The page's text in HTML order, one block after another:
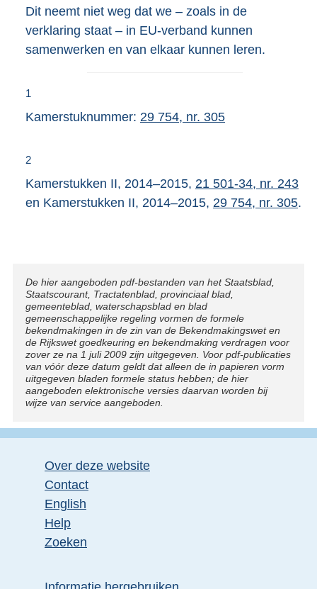
Dit neemt niet weg dat we – zoals in de
verklaring staat – in EU-verband kunnen
samenwerken en van elkaar kunnen leren.
1
Kamerstuknummer: 29 754, nr. 305
2
Kamerstukken II, 2014–2015, 21 501-34, nr. 243
en Kamerstukken II, 2014–2015, 29 754, nr. 305.
Disclaimer
De hier aangeboden pdf-bestanden van het Staatsblad,
Staatscourant, Tractatenblad, provinciaal blad,
gemeenteblad, waterschapsblad en blad
gemeenschappelijke regeling vormen de formele
bekendmakingen in de zin van de Bekendmakingswet en
de Rijkswet goedkeuring en bekendmaking verdragen voor
zover ze na 1 juli 2009 zijn uitgegeven. Voor pdf-publicaties
van vóór deze datum geldt dat alleen de in papieren vorm
uitgegeven bladen formele status hebben; de hier
aangeboden elektronische versies daarvan worden bij
wijze van service aangeboden.
Over deze website
Contact
English
Help
Zoeken